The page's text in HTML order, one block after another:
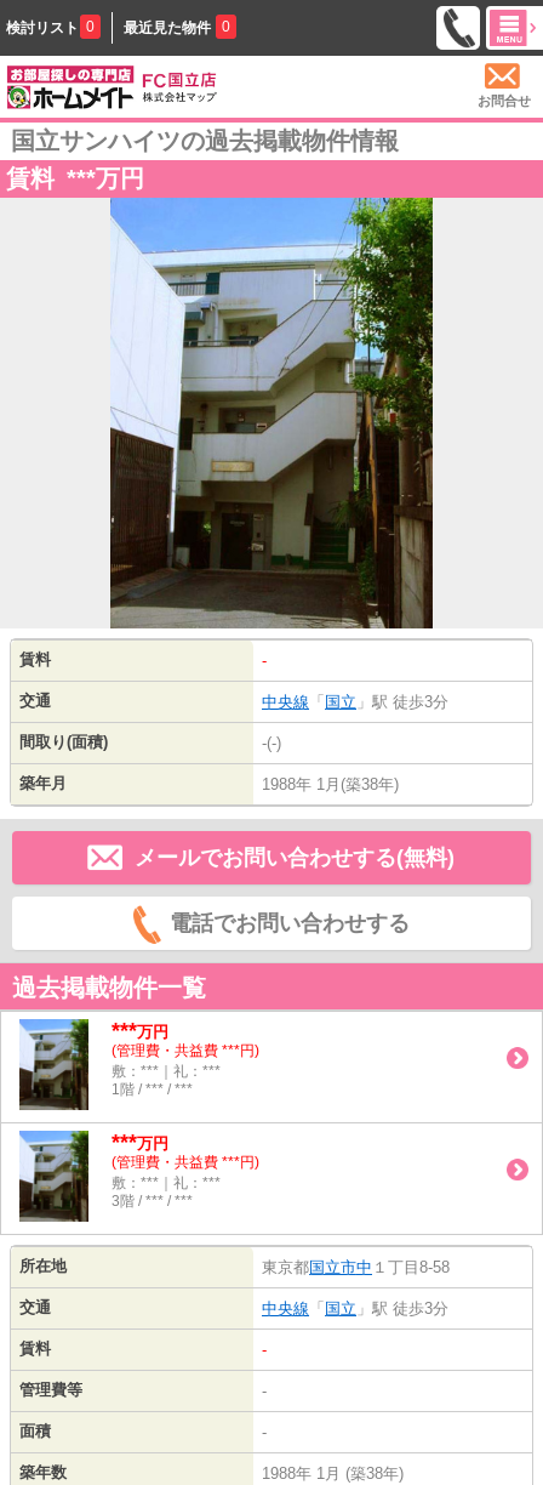
検討リスト 0 最近見た物件 0
お問合せ
国立サンハイツの過去掲載物件情報
賃料 ***万円
賃料 -
交通 中央線 「 国立 」駅 徒歩3分
間取り(面積) -(-)
築年月 1988年 1月(築38年)
メールでお問い合わせする(無料)
電話でお問い合わせする
過去掲載物件一覧
***万円
(管理費・共益費 ***円)
敷：***｜礼：***
1階 / *** / ***
***万円
(管理費・共益費 ***円)
敷：***｜礼：***
3階 / *** / ***
所在地 東京都国立市中 １丁目8-58
交通 中央線 「 国立 」駅 徒歩3分
賃料 -
管理費等 -
面積 -
築年数 1988年 1月 (築38年)